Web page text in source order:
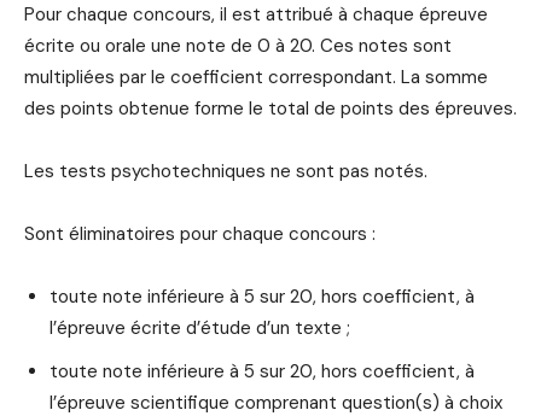
Pour chaque concours, il est attribué à chaque épreuve
écrite ou orale une note de 0 à 20. Ces notes sont
multipliées par le coefficient correspondant. La somme
des points obtenue forme le total de points des épreuves.
Les tests psychotechniques ne sont pas notés.
Sont éliminatoires pour chaque concours :
toute note inférieure à 5 sur 20, hors coefficient, à
l’épreuve écrite d’étude d’un texte ;
toute note inférieure à 5 sur 20, hors coefficient, à
l’épreuve scientifique comprenant question(s) à choix